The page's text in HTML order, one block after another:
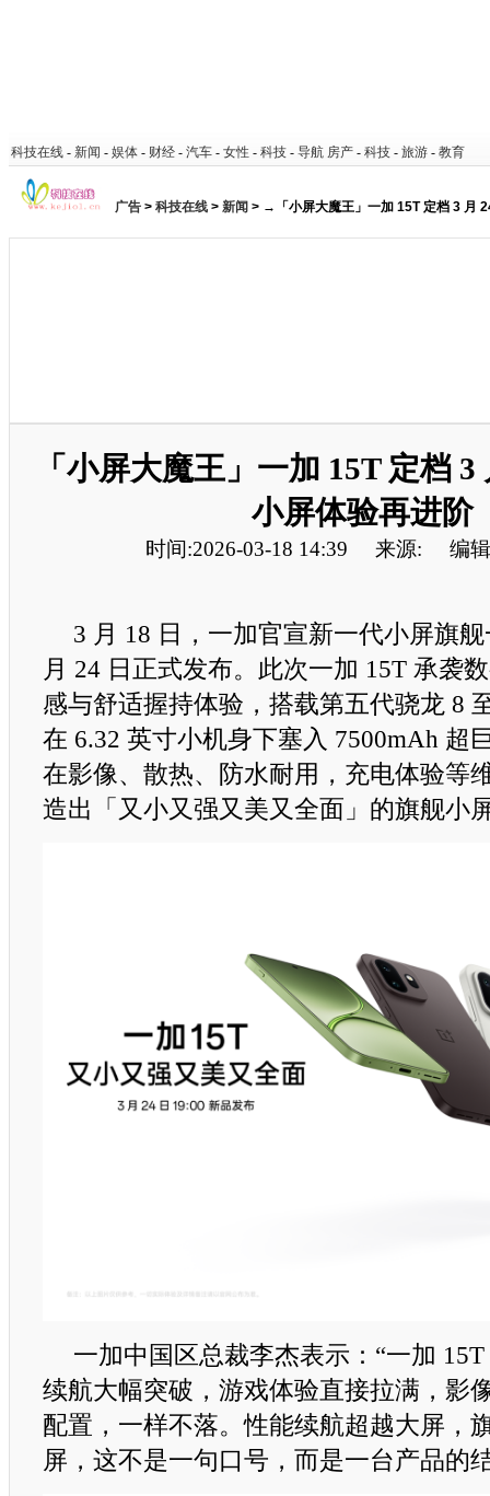
科技在线 - 新闻 - 娱体 - 财经 - 汽车 - 女性 - 科技 - 导航 房产 - 科技 - 旅游 - 教育
广告 > 科技在线 > 新闻 > →「小屏大魔王」一加 15T 定档 3 月
「小屏大魔王」一加 15T 定档
小屏体验再进阶
时间:2026-03-18 14:39 来源: 编
3 月 18 日，一加官宣新一代小屏旗
月 24 日正式发布。此次一加 15T 承袭
感与舒适握持体验，搭载第五代骁龙 8
在 6.32 英寸小机身下塞入 7500mAh 超
在影像、散热、防水耐用，充电体验等
造出「又小又强又美又全面」的旗舰小
一加中国区总裁李杰表示：“一加
续航大幅突破，游戏体验直接拉满，影
配置，一样不落。性能续航超越大屏，
屏，这不是一句口号，而是一台产品的